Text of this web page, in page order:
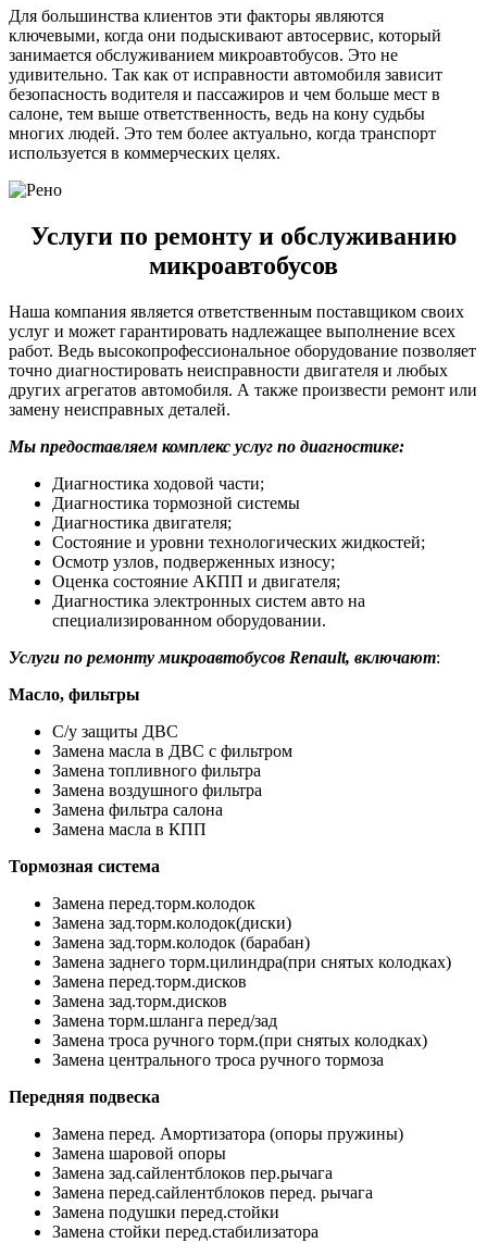
Для большинства клиентов эти факторы являются
ключевыми, когда они подыскивают автосервис, который
занимается обслуживанием микроавтобусов. Это не
удивительно. Так как от исправности автомобиля зависит
безопасность водителя и пассажиров и чем больше мест в
салоне, тем выше ответственность, ведь на кону судьбы
многих людей. Это тем более актуально, когда транспорт
используется в коммерческих целях.
Услуги по ремонту и обслуживанию
микроавтобусов
Наша компания является ответственным поставщиком своих
услуг и может гарантировать надлежащее выполнение всех
работ. Ведь высокопрофессиональное оборудование позволяет
точно диагностировать неисправности двигателя и любых
других агрегатов автомобиля. А также произвести ремонт или
замену неисправных деталей.
Мы предоставляем комплекс услуг по диагностике:
Диагностика ходовой части;
Диагностика тормозной системы
Диагностика двигателя;
Состояние и уровни технологических жидкостей;
Осмотр узлов, подверженных износу;
Оценка состояние АКПП и двигателя;
Диагностика электронных систем авто на
специализированном оборудовании.
Услуги по ремонту микроавтобусов Renault, включают:
Масло, фильтры
С/у защиты ДВС
Замена масла в ДВС с фильтром
Замена топливного фильтра
Замена воздушного фильтра
Замена фильтра салона
Замена масла в КПП
Тормозная система
Замена перед.торм.колодок
Замена зад.торм.колодок(диски)
Замена зад.торм.колодок (барабан)
Замена заднего торм.цилиндра(при снятых колодках)
Замена перед.торм.дисков
Замена зад.торм.дисков
Замена торм.шланга перед/зад
Замена троса ручного торм.(при снятых колодках)
Замена центрального троса ручного тормоза
Передняя подвеска
Замена перед. Амортизатора (опоры пружины)
Замена шаровой опоры
Замена зад.сайлентблоков пер.рычага
Замена перед.сайлентблоков перед. рычага
Замена подушки перед.стойки
Замена стойки перед.стабилизатора